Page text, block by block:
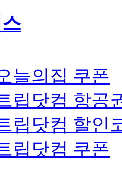
늘의집 쿠폰
립닷컴 항공
립닷컴 할인
립닷컴 쿠폰